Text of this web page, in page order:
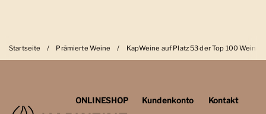
Startseite / Prämierte Weine / KapWeine auf Platz 53 der Top 100
ONLINESHOP
Kundenkonto
Kontakt